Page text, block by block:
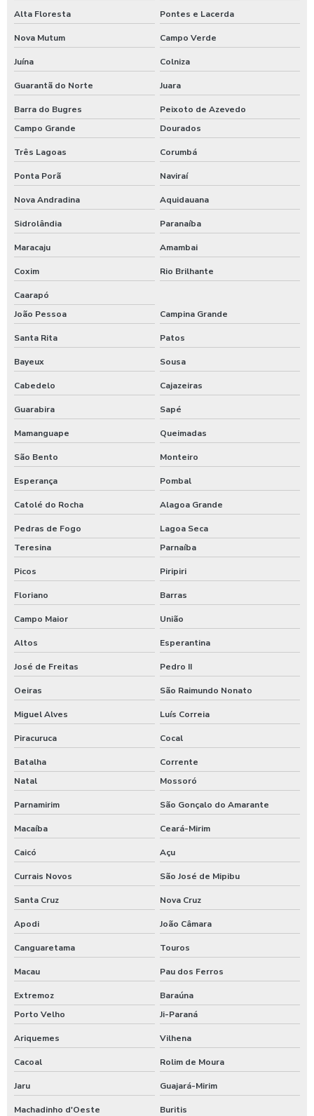
Alta Floresta Pontes e Lacerda
Nova Mutum Campo Verde
Juína Colniza
Guarantã do Norte Juara
Barra do Bugres
Peixoto de Azevedo
Campo Grande
Dourados
Três Lagoas Corumbá
Ponta Porã Naviraí
Nova Andradina Aquidauana
Sidrolândia Paranaíba
Maracaju Amambai
Coxim Rio Brilhante
Caarapó
João Pessoa
Campina Grande
Santa Rita Patos
Bayeux Sousa
Cabedelo Cajazeiras
Guarabira Sapé
Mamanguape Queimadas
São Bento Monteiro
Esperança Pombal
Catolé do Rocha Alagoa Grande
Pedras de Fogo
Lagoa Seca
Teresina
Parnaíba
Picos Piripiri
Floriano Barras
Campo Maior União
Altos Esperantina
José de Freitas Pedro II
Oeiras São Raimundo Nonato
Miguel Alves Luís Correia
Piracuruca Cocal
Batalha
Corrente
Natal
Mossoró
Parnamirim São Gonçalo do Amarante
Macaíba Ceará-Mirim
Caicó Açu
Currais Novos São José de Mipibu
Santa Cruz Nova Cruz
Apodi João Câmara
Canguaretama Touros
Macau Pau dos Ferros
Extremoz
Baraúna
Porto Velho
Ji-Paraná
Ariquemes Vilhena
Cacoal Rolim de Moura
Jaru Guajará-Mirim
Machadinho d'Oeste Buritis